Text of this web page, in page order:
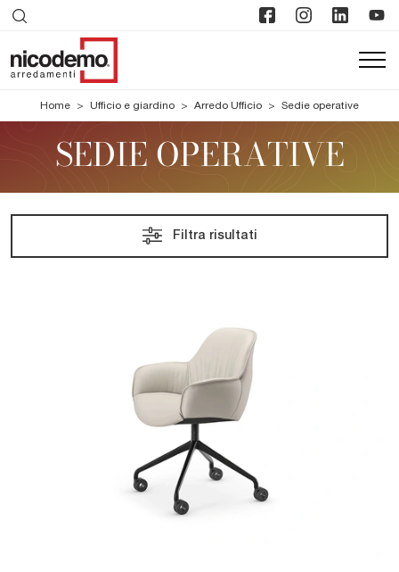
Home > Ufficio e giardino > Arredo Ufficio > Sedie operative
SEDIE OPERATIVE
Filtra risultati